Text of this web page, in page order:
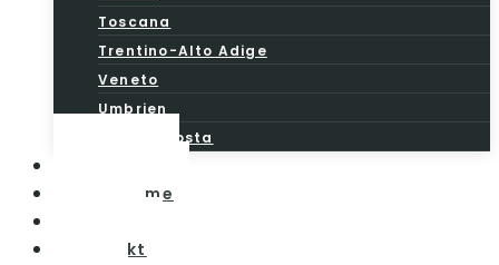
Toscana
Trentino-Alto Adige
Veneto
Umbrien
Valle d’Aosta
Vinturisme
Kontakt